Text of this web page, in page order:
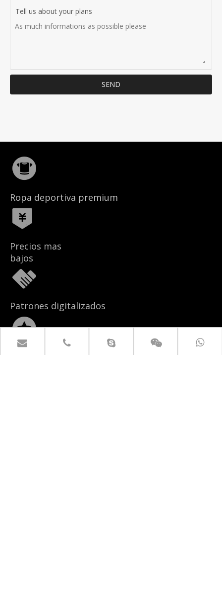
Tell us about your plans
SEND
Ropa deportiva premium
Precios mas
bajos
Patrones digitalizados
Start-ups o marcas